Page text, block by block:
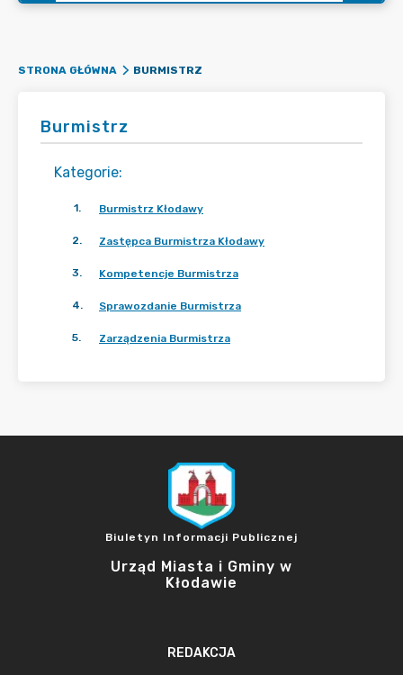
STRONA GŁÓWNA BURMISTRZ
Burmistrz
Kategorie:
1. Burmistrz Kłodawy
2. Zastępca Burmistrza Kłodawy
3. Kompetencje Burmistrza
4. Sprawozdanie Burmistrza
5. Zarządzenia Burmistrza
Biuletyn Informacji Publicznej
Urząd Miasta i Gminy w
Kłodawie
REDAKCJA